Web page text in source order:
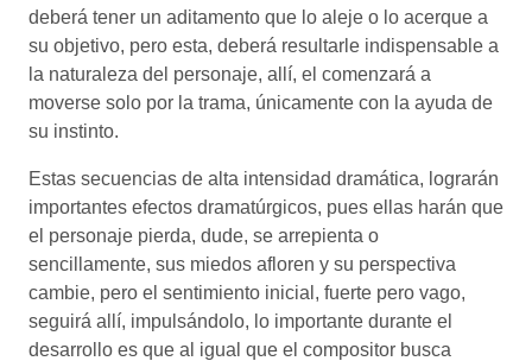
deberá tener un aditamento que lo aleje o lo acerque a
su objetivo, pero esta, deberá resultarle indispensable a
la naturaleza del personaje, allí, el comenzará a
moverse solo por la trama, únicamente con la ayuda de
su instinto.
Estas secuencias de alta intensidad dramática, lograrán
importantes efectos dramatúrgicos, pues ellas harán que
el personaje pierda, dude, se arrepienta o
sencillamente, sus miedos afloren y su perspectiva
cambie, pero el sentimiento inicial, fuerte pero vago,
seguirá allí, impulsándolo, lo importante durante el
desarrollo es que al igual que el compositor busca